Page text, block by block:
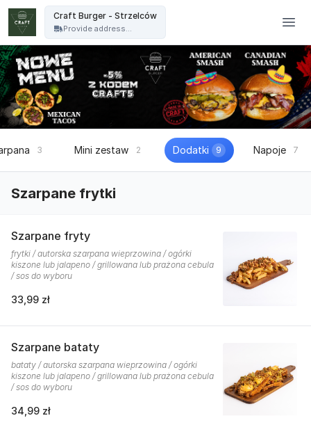
Craft Burger - Strzelców
Provide address...
3 Mini zestaw 2 Dodatki 9 Napoje 7
Szarpane frytki
Szarpane fryty
frytki / autorska szarpana wieprzowina / ogórki
kiszone lub jalapeno / grillowana lub prażona cebula
/ sos do wyboru
33,99 zł
Szarpane bataty
bataty / autorska szarpana wieprzowina / ogórki
kiszone lub jalapeno / grillowana lub prażona cebula
/ sos do wyboru
34,99 zł